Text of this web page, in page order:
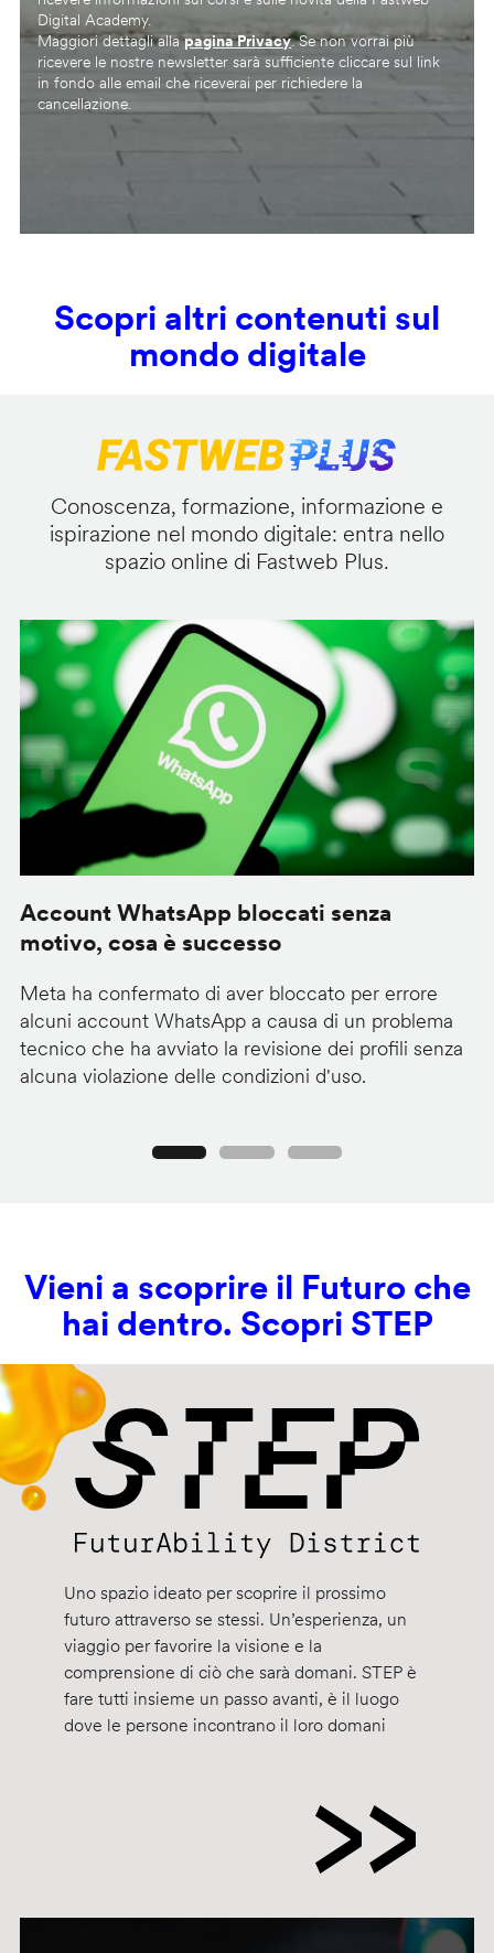
Digital Academy.
Maggiori dettagli allapagina Privacy. Se non vorrai più
ricevere le nostre newsletter sarà sufficiente cliccare sul link
in fondo alle email che riceverai per richiedere la
cancellazione.
Scopri altri contenuti sul
mondo digitale
Conoscenza, formazione, informazione e
ispirazione nel mondo digitale: entra nello
spazio online di Fastweb Plus.
Account WhatsApp bloccati senza
motivo, cosa è successo
Meta ha confermato di aver bloccato per errore
alcuni account WhatsApp a causa di un problema
tecnico che ha avviato la revisione dei profili senza
alcuna violazione delle condizioni d'uso.
Vieni a scoprire il Futuro che
hai dentro. Scopri STEP
Uno spazio ideato per scoprire il prossimo
futuro attraverso se stessi. Un’esperienza, un
viaggio per favorire la visione e la
comprensione di ciò che sarà domani. STEP è
fare tutti insieme un passo avanti, è il luogo
dove le persone incontrano il loro domani